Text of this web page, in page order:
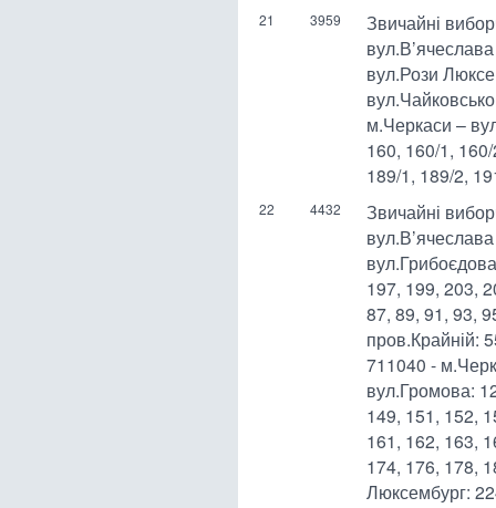
21 3959
Звичайні
вул.Рози
м.Черкаси –
160, 160/1,
189/1, 189/2,
22 4432
Звичайні
197, 199, 203,
87, 89, 91, 93,
пров.Крайній:
711040 -
вул.Громова:
149, 151, 152,
161, 162, 163,
174, 176, 178,
Люксембург: